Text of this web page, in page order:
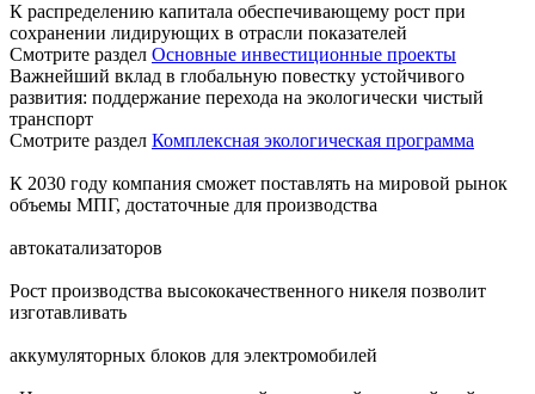
К распределению капитала обеспечивающему рост при
сохранении лидирующих в отрасли показателей
Смотрите раздел Основные инвестиционные проекты
Важнейший вклад в глобальную повестку устойчивого
развития: поддержание перехода на экологически чистый
транспорт
Смотрите раздел Комплексная экологическая программа
К 2030 году компания сможет поставлять на мировой рынок
объемы МПГ, достаточные для производства
автокатализаторов
Рост производства высококачественного никеля позволит
изготавливать
аккумуляторных блоков для электромобилей